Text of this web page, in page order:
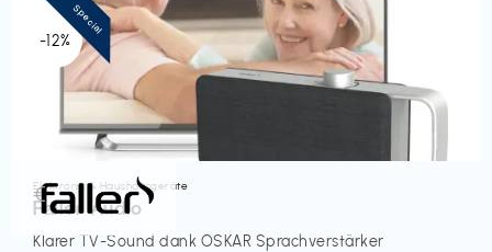
-12%
Elektronik & Haushaltsgeräte
Faller Audio
Klarer TV-Sound dank OSKAR Sprachverstärker
€‎
Special